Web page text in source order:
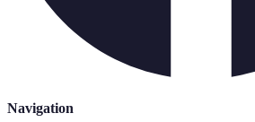
Navigation